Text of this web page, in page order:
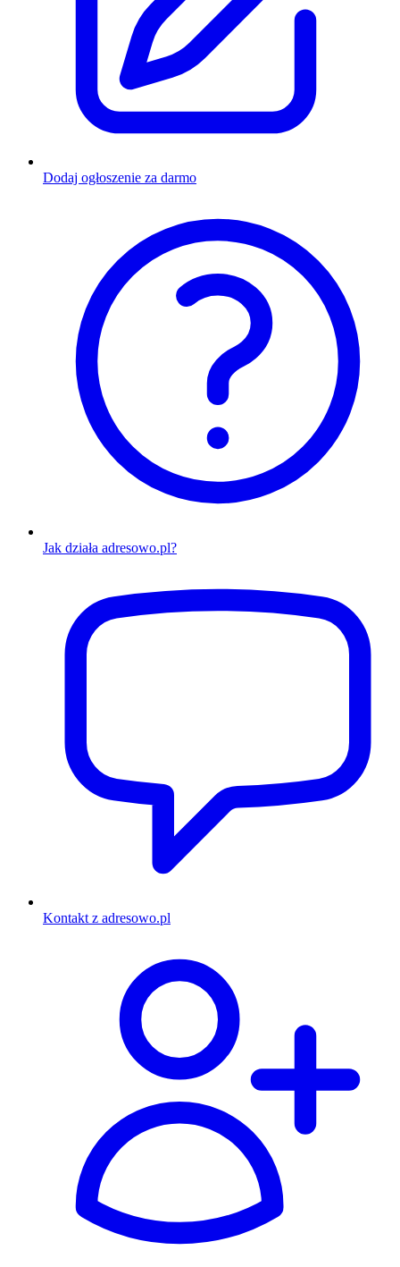
Dodaj ogłoszenie za darmo
Jak działa adresowo.pl?
Kontakt z adresowo.pl